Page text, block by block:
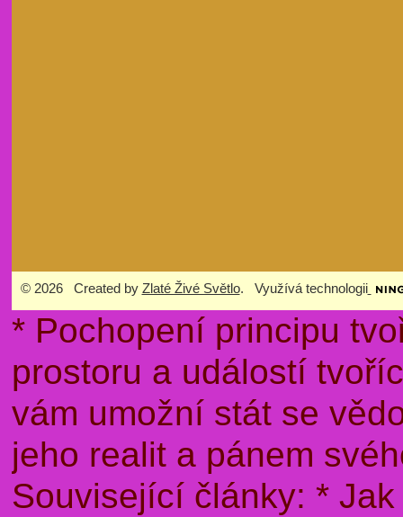
© 2026 Created by Zlaté Živé Světlo. Využívá technologii
* Pochopení principu
prostoru a událostí
vám umožní stát se
jeho realit a pánem
Související články: *